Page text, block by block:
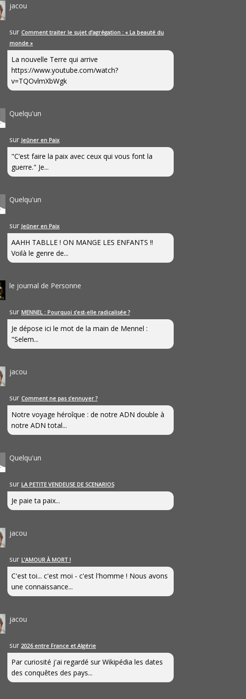
jacou
sur Comment traiter le sujet d’agrégation : « La beauté du
monde »
La nouvelle Terre qui arrive
https://www.youtube.com/watch?
v=TQOvlmXbWgk
Quelqu'un
sur Jeûner en Paix
"C’est faire la paix avec ceux qui vous font la
guerre." Je...
Quelqu'un
sur Jeûner en Paix
AAHH TABLLE ! ON MANGE LES ENFANTS !!
Voilà le genre de...
le journal de Personne
sur MENNEL : Pourquoi s’est-elle radicalisée ?
Je dépose ici le mot de la main de Mennel :
"Selem...
jacou
sur Comment ne pas s’ennuyer ?
Notre voyage héroîque : de notre ADN double à
notre ADN total...
Quelqu'un
sur LA PETITE VENDEUSE DE SCENARIOS
Je paie ta paix...
jacou
sur L’AMOUR À MORT !
C'est toi... c'est moi - c'est l'homme ! Nous avons
une connaissance...
jacou
sur 2026 entre France et Algérie
Par curiosité j'ai regardé sur Wikipédia les dates
des conquêtes des pays...